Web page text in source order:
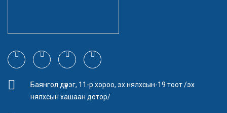
Баянгол дүүрэг, 11-р хороо, эх нялхсын-19 тоот /эх
нялхсын хашаан дотор/